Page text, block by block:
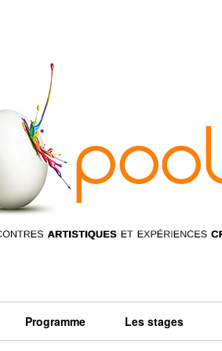
Programme Les stages